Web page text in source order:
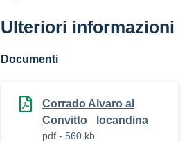
Ulteriori informazioni
Documenti
Corrado Alvaro al
Convitto_ locandina
pdf - 560 kb